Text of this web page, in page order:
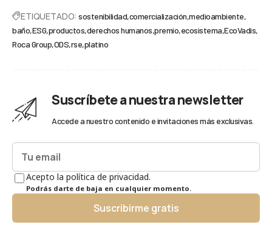
ETIQUETADO: sostenibilidad comercialización medioambiente
baño ESG productos derechos humanos premio ecosistema EcoVadis
Roca Group ODS rse platino
Suscríbete a nuestra newsletter
Accede a nuestro contenido e invitaciones más exclusivas.
Acepto la política de privacidad.
Podrás darte de baja en cualquier momento.
Suscribirme gratis